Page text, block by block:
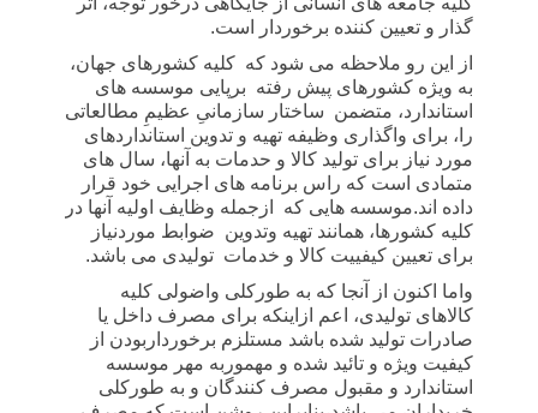
گذار و تعیین کننده برخوردار است.
از این رو ملاحظه می شود که کلیه کشورهای جهان،
به ویژه کشورهای پیش رفته برپایی موسسه های
استاندارد، متضمن ساختار سازمانیِ عظیمِ مطالعاتی
را، برای واگذاری وظیفه تهیه و تدوین استانداردهای
مورد نیاز برای تولید کالا و حدمات به آنها، سال های
متمادی است که راس برنامه های اجرایی خود قرار
داده اند.موسسه هایی که
ازجمله وظایف اولیه آنها در
کلیه کشورها، همانند تهیه وتدوین ضوابط موردنیاز
برای تعیین کیفییت کالا و خدمات تولیدی می باشد.
واما اکنون از آنجا که به طورکلی واضولی کلیه
کالاهای تولیدی، اعم ازاینکه برای مصرف داخل یا
صادرات تولید شده باشد مستلزم برخورداربودن از
کیفیت ویژه و تائید شده و مهموربه مهر موسسه
استاندارد و مقبول مصرف کنندگان و به طورکلی